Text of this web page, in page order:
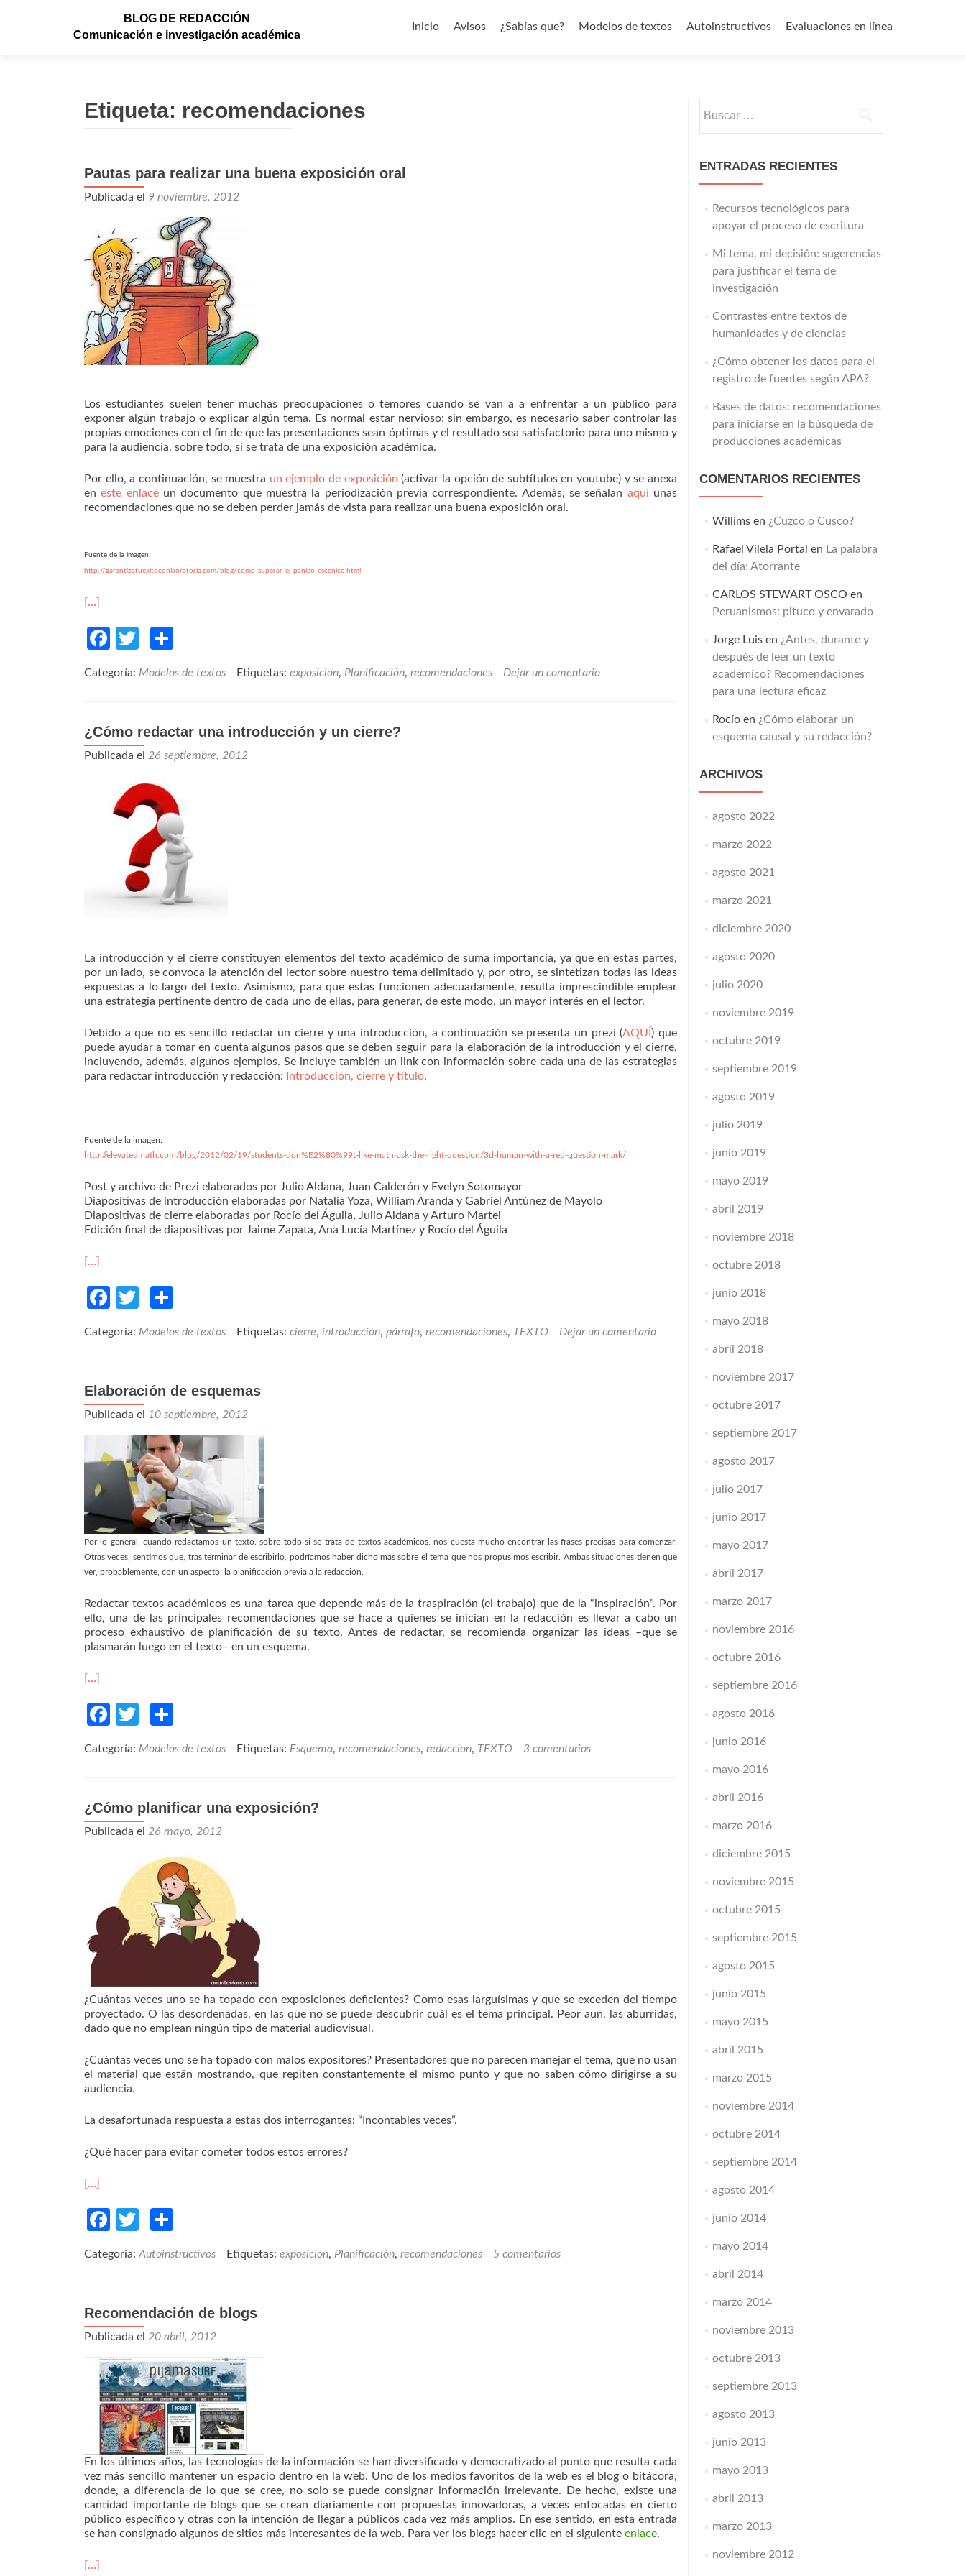
BLOG DE REDACCIÓN
Comunicación e investigación académica
Inicio
Avisos ¿Sabías que? Modelos de textos Autoinstructivos Evaluaciones en línea
Etiqueta: recomendaciones
Pautas para realizar una buena exposición oral
Publicada el 9 noviembre, 2012
Los estudiantes suelen tener muchas preocupaciones o temores cuando se van a a enfrentar a un público para
exponer algún trabajo o explicar algún tema. Es normal estar nervioso; sin embargo, es necesario saber controlar las
propias emociones con el fin de que las presentaciones sean óptimas y el resultado sea satisfactorio para uno mismo y
para la audiencia, sobre todo, si se trata de una exposición académica.
Por ello, a continuación, se muestra un ejemplo de exposición (activar la opción de subtítulos en youtube) y se anexa
eneste enlaceun documento que muestra la periodización previa correspondiente. Además, se señalan aquíunas
recomendaciones que no se deben perder jamás de vista para realizar una buena exposición oral.
Fuente de la imagen:
http://garantizatuexitoconlaoratoria.com/blog/como-superar-el-panico-escenico.html
[…]
Facebook
Twitter
Categoría: Modelos de textos Etiquetas: exposicion, Planificación, recomendaciones Dejar un comentario
¿Cómo redactar una introducción y un cierre?
Publicada el 26 septiembre, 2012
La introducción y el cierre constituyen elementos del texto académico de suma importancia, ya que en estas partes,
por un lado, se convoca la atención del lector sobre nuestro tema delimitado y, por otro, se sintetizan todas las ideas
expuestas a lo largo del texto. Asimismo, para que estas funcionen adecuadamente, resulta imprescindible emplear
una estrategia pertinente dentro de cada uno de ellas, para generar, de este modo, un mayor interés en el lector.
Debido a que no es sencillo redactar un cierre y una introducción, a continuación se presenta un prezi (AQUÍ ) que
puede ayudar a tomar en cuenta algunos pasos que se deben seguir para la elaboración de la introducción y el cierre,
incluyendo, además, algunos ejemplos. Se incluye también un link con información sobre cada una de las estrategias
para redactar introducción y redacción:
Introducción, cierre y título.
Fuente de la imagen:
http://elevatedmath.com/blog/2012/02/19/students-don%E2%80%99t-like-math-ask-the-right-question/3d-human-with-a-red-question-mark/
Post y archivo de Prezi elaborados por Julio Aldana, Juan Calderón y Evelyn Sotomayor
Diapositivas de introducción elaboradas por Natalia Yoza, William Aranda y Gabriel Antúnez de Mayolo
Diapositivas de cierre elaboradas por Rocío del Águila, Julio Aldana y Arturo Martel
Edición final de diapositivas por Jaime Zapata, Ana Lucía Martínez y Rocío del Águila
[…]
Facebook
Twitter
Categoría: Modelos de textos Etiquetas: cierre, introducción, párrafo, recomendaciones, TEXTO Dejar un comentario
Elaboración de esquemas
Publicada el 10 septiembre, 2012
Por lo general, cuando redactamos un texto, sobre todo si se trata de textos académicos, nos cuesta mucho encontrar las frases precisas para comenzar.
Otras veces, sentimos que, tras terminar de escribirlo, podríamos haber dicho más sobre el tema que nos propusimos escribir. Ambas situaciones tienen que
ver, probablemente, con un aspecto: la planificación previa a la redacción.
Redactar textos académicos es una tarea que depende más de la traspiración (el trabajo) que de la “inspiración”. Por
ello, una de las principales recomendaciones que se hace a quienes se inician en la redacción es llevar a cabo un
proceso exhaustivo de planificación de su texto. Antes de redactar, se recomienda organizar las ideas –que se
plasmarán luego en el texto– en un esquema.
[…]
Facebook
Twitter
Categoría: Modelos de textos Etiquetas: Esquema, recomendaciones, redaccion, TEXTO 3 comentarios
¿Cómo planificar una exposición?
Publicada el 26 mayo, 2012
¿Cuántas veces uno se ha topado con exposiciones deficientes? Como esas larguísimas y que se exceden del tiempo
proyectado. O las desordenadas, en las que no se puede descubrir cuál es el tema principal. Peor aun, las aburridas,
dado que no emplean ningún tipo de material audiovisual.
¿Cuántas veces uno se ha topado con malos expositores? Presentadores que no parecen manejar el tema, que no usan
el material que están mostrando, que repiten constantemente el mismo punto y que no saben cómo dirigirse a su
audiencia.
La desafortunada respuesta a estas dos interrogantes: “Incontables veces”.
¿Qué hacer para evitar cometer todos estos errores?
[…]
Facebook
Twitter
Categoría: Autoinstructivos Etiquetas: exposicion, Planificación, recomendaciones 5 comentarios
Recomendación de blogs
Publicada el 20 abril, 2012
En los últimos años, las tecnologías de la información se han diversificado y democratizado al punto que resulta cada
vez más sencillo mantener un espacio dentro en la web. Uno de los medios favoritos de la web es el blog o bitácora,
donde, a diferencia de lo que se cree, no solo se puede consignar información irrelevante. De hecho, existe una
cantidad importante de blogs que se crean diariamente con propuestas innovadoras, a veces enfocadas en cierto
público específico y otras con la intención de llegar a públicos cada vez más amplios. En ese sentido, en esta entrada
se han consignado algunos de sitios más interesantes de la web. Para ver los blogs hacer clic en el siguiente enlace.
[…]
Navegación de entradas
ENTRADAS RECIENTES
Recursos tecnológicos para
apoyar el proceso de escritura
Mi tema, mi decisión: sugerencias
para justificar el tema de
investigación
Contrastes entre textos de
humanidades y de ciencias
¿Cómo obtener los datos para el
registro de fuentes según APA?
Bases de datos: recomendaciones
para iniciarse en la búsqueda de
producciones académicas
COMENTARIOS RECIENTES
Willimsen ¿Cuzco o Cusco?
Rafael Vilela Portal en La palabra
del día: Atorrante
CARLOS STEWART OSCO en
Peruanismos: pituco y envarado
Jorge Luisen ¿Antes, durante y
después de leer un texto
académico? Recomendaciones
para una lectura eficaz
Rocíoen ¿Cómo elaborar un
esquema causal y su redacción?
ARCHIVOS
agosto 2022
marzo 2022
agosto 2021
marzo 2021
diciembre 2020
agosto 2020
julio 2020
noviembre 2019
octubre 2019
septiembre 2019
agosto 2019
julio 2019
junio 2019
mayo 2019
abril 2019
noviembre 2018
octubre 2018
junio 2018
mayo 2018
abril 2018
noviembre 2017
octubre 2017
septiembre 2017
agosto 2017
julio 2017
junio 2017
mayo 2017
abril 2017
marzo 2017
noviembre 2016
octubre 2016
septiembre 2016
agosto 2016
junio 2016
mayo 2016
abril 2016
marzo 2016
diciembre 2015
noviembre 2015
octubre 2015
septiembre 2015
agosto 2015
junio 2015
mayo 2015
abril 2015
marzo 2015
noviembre 2014
octubre 2014
septiembre 2014
agosto 2014
junio 2014
mayo 2014
abril 2014
marzo 2014
noviembre 2013
octubre 2013
septiembre 2013
agosto 2013
junio 2013
mayo 2013
abril 2013
marzo 2013
noviembre 2012